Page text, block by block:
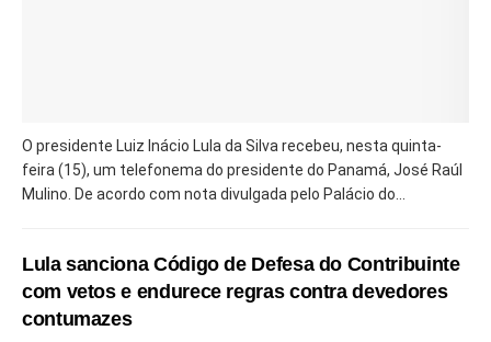
O presidente Luiz Inácio Lula da Silva recebeu, nesta quinta-
feira (15), um telefonema do presidente do Panamá, José Raúl
Mulino. De acordo com nota divulgada pelo Palácio do...
Lula sanciona Código de Defesa do Contribuinte
com vetos e endurece regras contra devedores
contumazes